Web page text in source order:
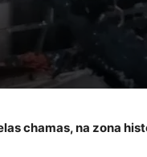
chamas, na zona